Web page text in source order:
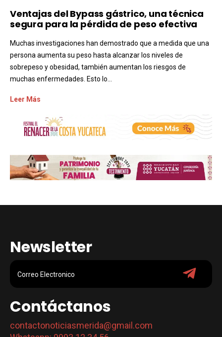
Ventajas del Bypass gástrico, una técnica
segura para la pérdida de peso efectiva
Muchas investigaciones han demostrado que a medida que una
persona aumenta su peso hasta alcanzar los niveles de
sobrepeso y obesidad, también aumentan los riesgos de
muchas enfermedades. Esto lo...
Leer Más
Newsletter
Contáctanos
contactonoticiasmerida@gmail.com